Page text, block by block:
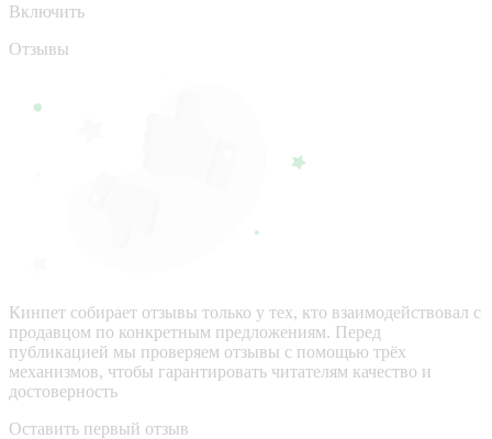
Включить
Отзывы
Кинпет собирает отзывы только у тех, кто взаимодействовал с
продавцом по конкретным предложениям. Перед
публикацией мы проверяем отзывы с помощью трёх
механизмов, чтобы гарантировать читателям качество и
достоверность
Оставить первый отзыв